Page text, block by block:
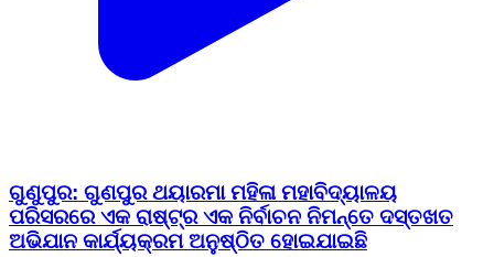
ଗୁଣୁପୁର: ଗୁଣପୁର ଥୟାରମା ମହିଳା ମହାବିଦ୍ୟାଳୟ
ପରିସରରେ ଏକ ରାଷ୍ଟ୍ର ଏକ ନିର୍ବାଚନ ନିମନ୍ତେ ଦସ୍ତଖତ
ଅଭିଯାନ କାର୍ଯ୍ୟକ୍ରମ ଅନୁଷ୍ଠିତ ହୋଇଯାଇଛି